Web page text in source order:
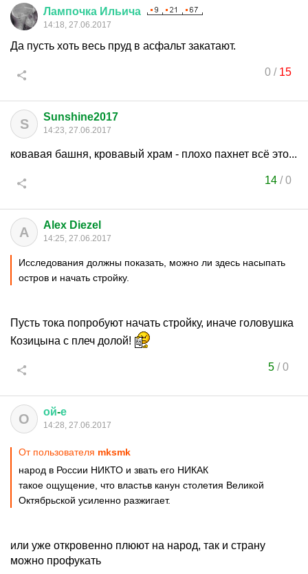
Лампочка Ильича
14:18, 27.06.2017
Да пусть хоть весь пруд в асфальт закатают.
0 / 15
S Sunshine2017
14:23, 27.06.2017
ковавая башня, кровавый храм - плохо пахнет всё это...
14 /0
A Alex Diezel
14:25, 27.06.2017
Исследования должны показать, можно ли здесь насыпать
остров и начать стройку.
Пусть тока попробуют начать стройку, иначе головушка
Козицына с плеч долой!
5/0
О ой-е
14:28, 27.06.2017
От пользователя mksmk
народ в России НИКТО и звать его НИКАК
такое ощущение, что властьв канун столетия Великой
Октябрьской усиленно разжигает.
или уже откровенно плюют на народ, так и страну
можно профукать